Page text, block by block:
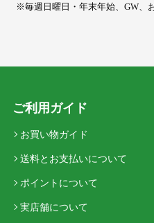
※毎週日曜日・年末年始、GW、
ご利用ガイド
お買い物ガイド
送料とお支払いについて
ポイントについて
実店舗について